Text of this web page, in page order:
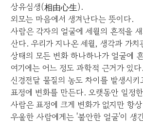
상유심생(相由心生).
외모는 마음에서 생겨난다는 뜻이다.
사람은 각자의 얼굴에 세월의 흔적을
산다. 우리가 지나온 세월, 생각과 가치
상태의 모든 변화 하나하나가 얼굴에
여기에는 어느 정도 과학적 근거가 있
신경전달 물질의 농도 차이를 발생시
표정에 변화를 만든다. 오랫동안 일정
사람은 표정에 크게 변화가 없지만 항
우울한 사람에게는 '불안한 얼굴'이 생